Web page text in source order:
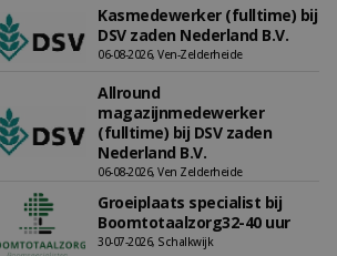
Kasmedewerker (fulltime) bij
DSV zaden Nederland B.V.
06-08-2026, Ven-Zelderheide
Allround
magazijnmedewerker
(fulltime) bij DSV zaden
Nederland B.V.
06-08-2026, Ven Zelderheide
Groeiplaats specialist bij
Boomtotaalzorg32-40 uur
30-07-2026, Schalkwijk